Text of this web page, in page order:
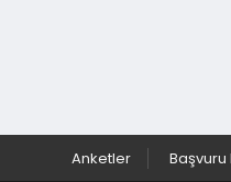
Anketler Başvuru